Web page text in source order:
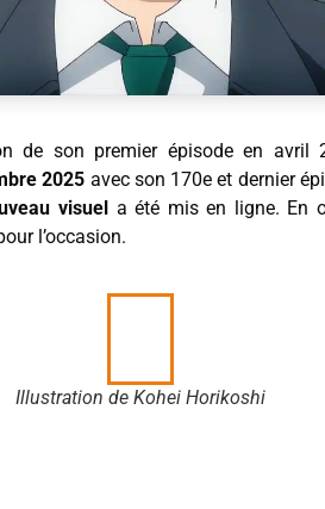
de son premier épisode en avril
2025 avec son 170e et dernier
visuel a été mis en ligne. En
l’occasion.
Illustration de Kohei Horikoshi